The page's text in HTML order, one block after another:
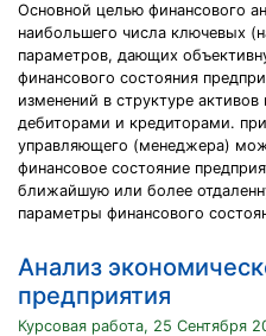
Основной целью финансового
наибольшего числа ключевых
параметров, дающих
финансового состояния
изменений в структуре активов
дебиторами и кредиторами.
управляющего (менеджера)
финансовое состояние
ближайшую или более
параметры финансового
Анализ
предприятия
Курсовая работа, 25 Сентября